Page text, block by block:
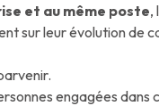
et au même poste,
sur leur évolution de
engagées dans